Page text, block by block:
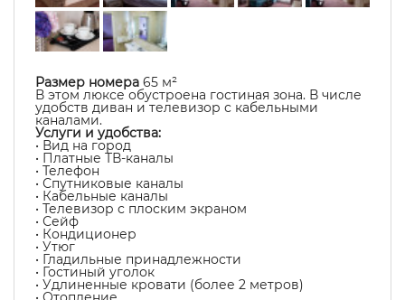
Размер номера 65 м²
В этом люксе обустроена гостиная зона. В числе
удобств диван и телевизор с кабельными
каналами.
Услуги и удобства:
• Вид на город
• Платные ТВ-каналы
• Телефон
• Спутниковые каналы
• Кабельные каналы
• Телевизор с плоским экраном
• Сейф
• Кондиционер
• Утюг
• Гладильные принадлежности
• Гостиный уголок
• Удлиненные кровати (более 2 метров)